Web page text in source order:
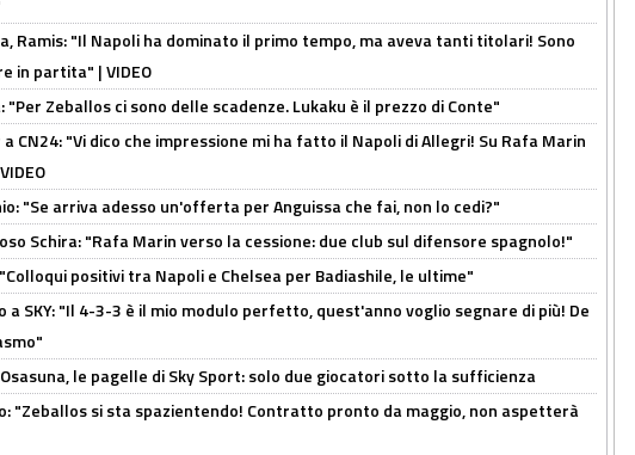
Ramis: "Il Napoli ha dominato il primo tempo, ma aveva tanti titolari! Sono
in partita" | VIDEO
"Per Zeballos ci sono delle scadenze. Lukaku è il prezzo di Conte"
a CN24: "Vi dico che impressione mi ha fatto il Napoli di Allegri! Su Rafa Marin
"Se arriva adesso un'offerta per Anguissa che fai, non lo cedi?"
Schira: "Rafa Marin verso la cessione: due club sul difensore spagnolo!"
positivi tra Napoli e Chelsea per Badiashile, le ultime"
a SKY: "Il 4-3-3 è il mio modulo perfetto, quest'anno voglio segnare di più! De
le pagelle di Sky Sport: solo due giocatori sotto la sufficienza
"Zeballos si sta spazientendo! Contratto pronto da maggio, non aspetterà